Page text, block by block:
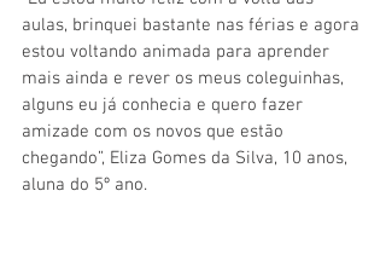
aulas, brinquei bastante nas férias e agora
estou voltando animada para aprender
mais ainda e rever os meus coleguinhas,
alguns eu já conhecia e quero fazer
amizade com os novos que estão
chegando”, Eliza Gomes da Silva, 10 anos,
aluna do 5º ano.